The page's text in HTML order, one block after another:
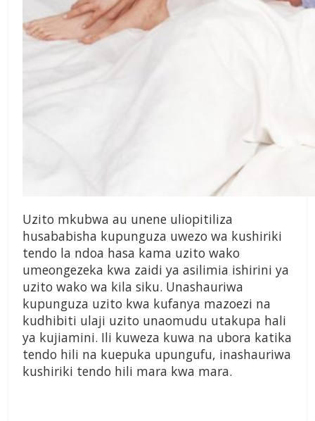
Uzito mkubwa au unene uliopitiliza
husababisha kupunguza uwezo wa kushiriki
tendo la ndoa hasa kama uzito wako
umeongezeka kwa zaidi ya asilimia ishirini ya
uzito wako wa kila siku. Unashauriwa
kupunguza uzito kwa kufanya mazoezi na
kudhibiti ulaji uzito unaomudu utakupa hali
ya kujiamini. Ili kuweza kuwa na ubora katika
tendo hili na kuepuka upungufu, inashauriwa
kushiriki tendo hili mara kwa mara.